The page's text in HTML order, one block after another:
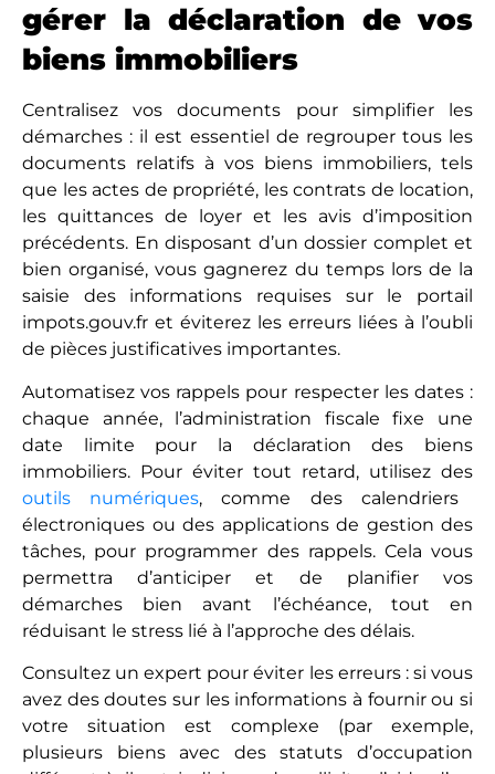
gérer la déclaration de vos
biens immobiliers
Centralisez vos documents pour simplifier les
démarches : il est essentiel de regrouper tous les
documents relatifs à vos biens immobiliers, tels
que les actes de propriété, les contrats de location,
les quittances de loyer et les avis d’imposition
précédents. En disposant d’un dossier complet et
bien organisé, vous gagnerez du temps lors de la
saisie des informations requises sur le portail
impots.gouv.fr et éviterez les erreurs liées à l’oubli
de pièces justificatives importantes.
Automatisez vos rappels pour respecter les dates :
chaque année, l’administration fiscale fixe une
date limite pour la déclaration des biens
immobiliers. Pour éviter tout retard, utilisez des
outils numériques, comme des calendriers
électroniques ou des applications de gestion des
tâches, pour programmer des rappels. Cela vous
permettra d’anticiper et de planifier vos
démarches bien avant l’échéance, tout en
réduisant le stress lié à l’approche des délais.
Consultez un expert pour éviter les erreurs : si vous
avez des doutes sur les informations à fournir ou si
votre situation est complexe (par exemple,
plusieurs biens avec des statuts d’occupation